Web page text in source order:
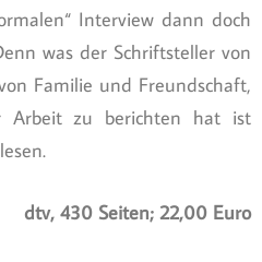
Interview dann doch
was der Schriftsteller von
Familie und Freundschaft,
Arbeit zu berichten hat ist
dtv, 430 Seiten; 22,00 Euro